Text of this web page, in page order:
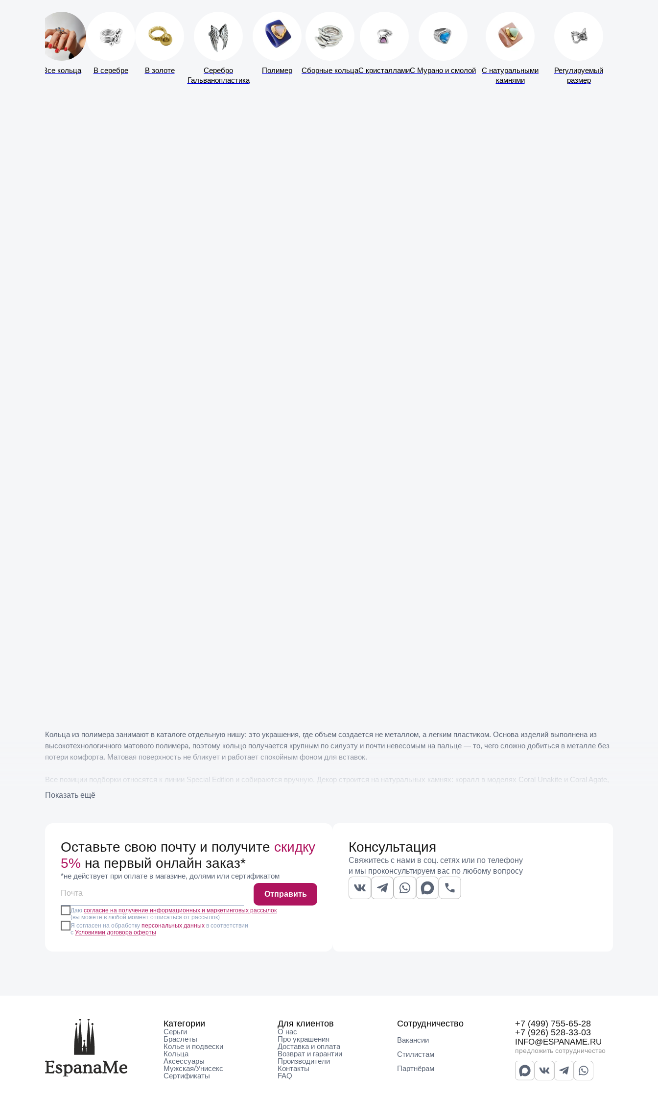
Все кольца В серебре В золоте
Серебро
Гальванопластика
Полимер Сборные кольцаС кристалламиС Мурано и смолой
С натуральными
камнями
Регулируемый
размер
Кольца из полимера занимают в каталоге отдельную нишу: это украшения, где объем создается не металлом, а легким пластиком. Основа изделий выполнена из
высокотехнологичного матового полимера, поэтому кольцо получается крупным по силуэту и почти невесомым на пальце — то, чего сложно добиться в металле без
потери комфорта. Матовая поверхность не бликует и работает спокойным фоном для вставок.
Все позиции подборки относятся к линии Special Edition и собираются вручную. Декор строится на натуральных камнях: коралл в моделях Coral Unakite и Coral Agate,
агат, унакит, лунный камень в Blue Moon, кварц. Фурнитура и оправа выполнены в золотом цвете, что дает теплый контраст с приглушенной поверхностью основы.
Цветовые решения различаются заметно — от насыщенного кораллового и красного до мятного, розового и глубокого синего. Цена во всей подборке единая — 7800
выборе, поскольку полимерная основа не поддается подгибанию и не растягивается, в отличие от некоторых металлических моделей с регулируемым обхватом.
Полимерные кольца выбирают, когда нужен яркий, но не тяжелый акцент. Они хорошо работают летом, в отпускных и повседневных образах, в сочетании с
однотонной одеждой, где крупная цветная деталь читается сразу. Из-за размера и насыщенного цвета такое кольцо лучше оставить единственным украшением на
руке или поддержать его серьгами в схожей гамме. С многослойными браслетными композициями они соседствуют осторожнее, чем металлические модели, — здесь
легко перегрузить образ.
Ручная сборка означает, что рисунок камня в каждом изделии индивидуален, а партии небольшие. Рассмотреть фактуру вставки и примерить кольцо по размеру
можно в магазинах EspanaMe в Москве и Санкт-Петербурге, где консультанты помогут выбрать оттенок под ваш гардероб.
Показать ещё
Оставьте свою почту и получите скидку
5% на первый онлайн заказ*
*не действует при оплате в магазине, долями или сертификатом
Даю согласие на получение информационных и маркетинговых рассылок
(вы можете в любой момент отписаться от рассылок)
Я согласен на обработку персональных данных в соответствии
с Условиями договора оферты
Отправить
Консультация
Свяжитесь с нами в соц. сетях или по телефону
и мы проконсультируем вас по любому вопросу
Категории
Серьги
Браслеты
Колье и подвески
Кольца
Аксессуары
Мужская/Унисекс
Сертификаты
Для клиентов
О нас
Про украшения
Доставка и оплата
Возврат и гарантии
Производители
Контакты
FAQ
Сотрудничество
Вакансии
Cтилистам
Партнёрам
+7 (499) 755-65-28
+7 (926) 528-33-03
INFO@ESPANAME.RU
предложить сотрудничество